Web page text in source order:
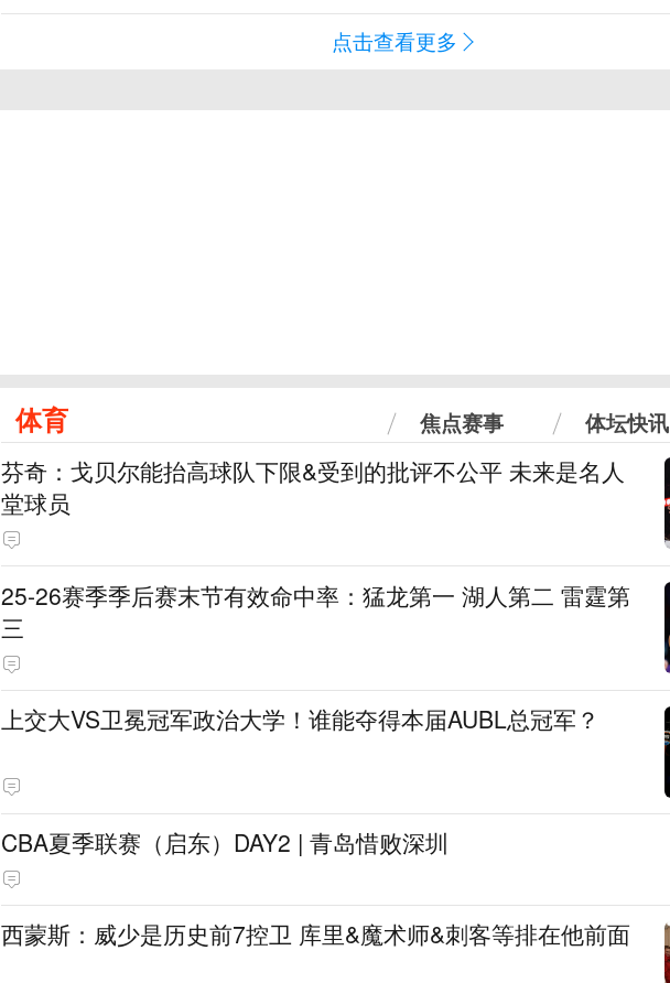
点击查看更多
体育 焦点赛事 体坛快讯
芬奇：戈贝尔能抬高球队下限&受到的批评不公平 未来是名人
堂球员
25-26赛季季后赛末节有效命中率：猛龙第一 湖人第二 雷霆第
三
上交大VS卫冕冠军政治大学！谁能夺得本届AUBL总冠军？
CBA夏季联赛（启东）DAY2 | 青岛惜败深圳
西蒙斯：威少是历史前7控卫 库里&魔术师&刺客等排在他前面